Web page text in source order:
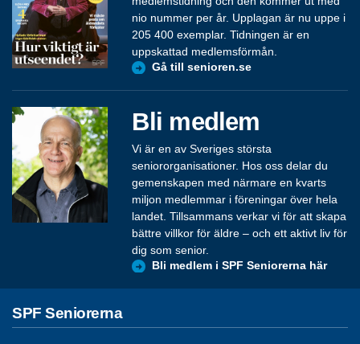
nio nummer per år. Upplagan är nu uppe i
205 400 exemplar. Tidningen är en
uppskattad medlemsförmån.
Gå till senioren.se
Bli medlem
Vi är en av Sveriges största
seniororganisationer. Hos oss delar du
gemenskapen med närmare en kvarts
miljon medlemmar i föreningar över hela
landet. Tillsammans verkar vi för att skapa
bättre villkor för äldre – och ett aktivt liv för
dig som senior.
Bli medlem i SPF Seniorerna här
SPF Seniorerna